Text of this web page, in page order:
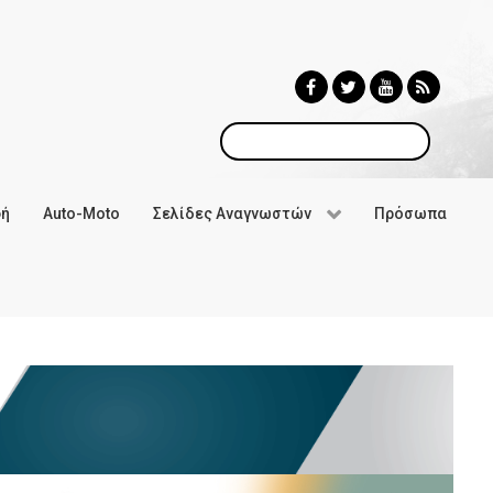
Αναζήτηση
Auto-Moto Σελίδες Αναγνωστών Πρόσωπα